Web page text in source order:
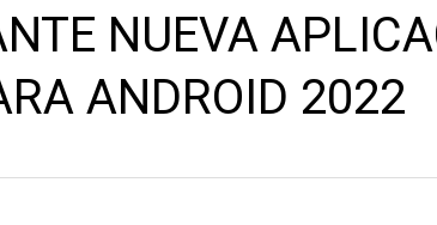
NUEVA
ANDROID 2022